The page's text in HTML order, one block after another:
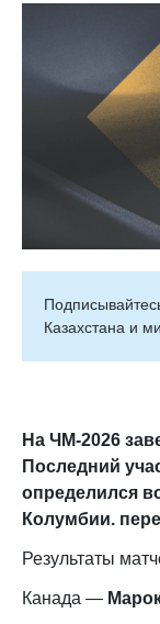
Казахстана и
На ЧМ-2026
Последний
определился
Колумбии.
Результаты
Канада —